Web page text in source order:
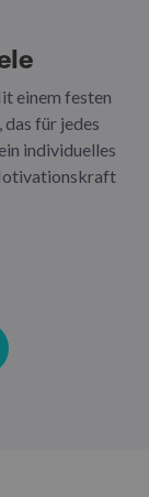
einem festen
für jedes
individuelles